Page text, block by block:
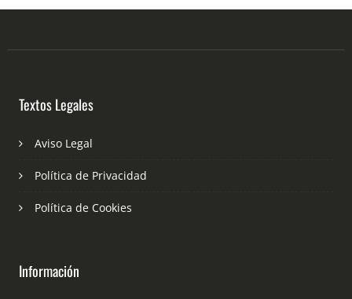
Textos Legales
Aviso Legal
Política de Privacidad
Política de Cookies
Información